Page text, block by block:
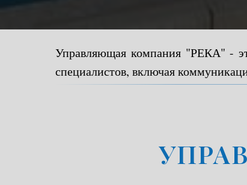
Управляющая компания "РЕКА" -
специалистов, включая